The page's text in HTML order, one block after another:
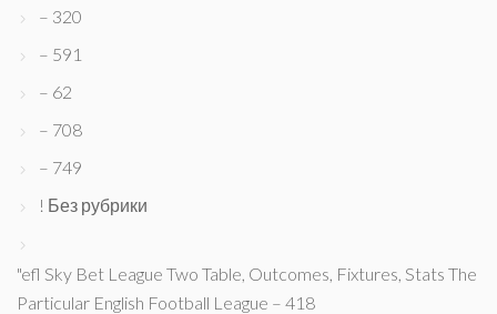
– 320
– 591
– 62
– 708
– 749
! Без рубрики
"efl Sky Bet League Two Table, Outcomes, Fixtures, Stats The
Particular English Football League – 418